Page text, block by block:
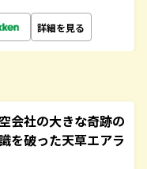
詳細を見る
会社の大きな奇跡の
を破った天草エアラ